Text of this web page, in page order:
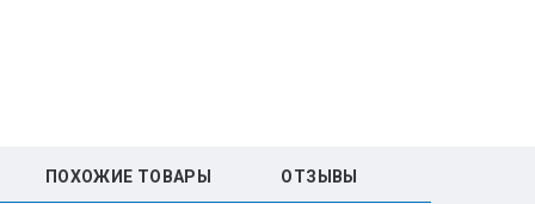
ПОХОЖИЕ ТОВАРЫ ОТЗЫВЫ